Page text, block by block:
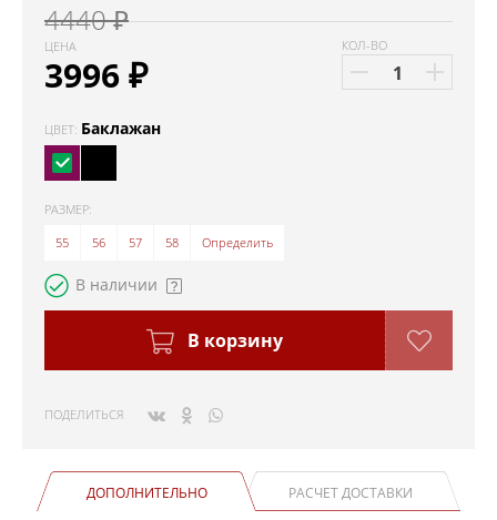
4440 ₽
ЦЕНА
3996₽
КОЛ-ВО
ЦВЕТ: Баклажан
РАЗМЕР:
55
56 57 58 Определить
В наличии
В корзину
ПОДЕЛИТЬСЯ
ДОПОЛНИТЕЛЬНО РАСЧЕТ ДОСТАВКИ